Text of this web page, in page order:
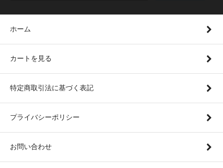
ホーム
カートを見る
特定商取引法に基づく表記
プライバシーポリシー
お問い合わせ